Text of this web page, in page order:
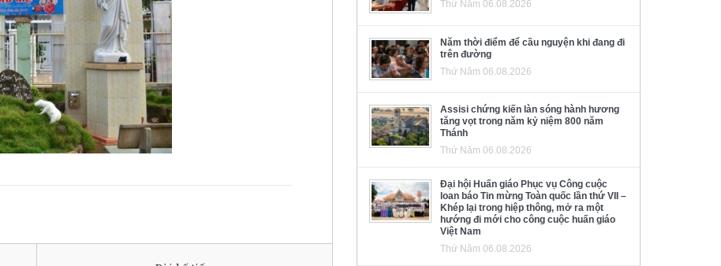
Thứ Năm 06.08.2026
Năm thời điểm để cầu nguyện khi đang đi
trên đường
Thứ Năm 06.08.2026
Assisi chứng kiến làn sóng hành hương
tăng vọt trong năm kỷ niệm 800 năm
Thánh
Thứ Năm 06.08.2026
Đại hội Huấn giáo Phục vụ Công cuộc
loan báo Tin mừng Toàn quốc lần thứ VII –
Khép lại trong hiệp thông, mở ra một
hướng đi mới cho công cuộc huấn giáo
Việt Nam
Thứ Năm 06.08.2026